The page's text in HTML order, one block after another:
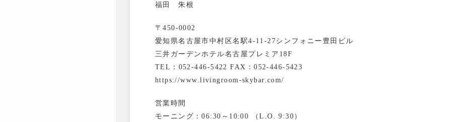
福田 朱根
〒450-0002
愛知県名古屋市中村区名駅4-11-27シンフォニー豊田ビル
三井ガーデンホテル名古屋プレミア18F
TEL：052-446-5422 FAX：052-446-5423
https://www.livingroom-skybar.com/
営業時間
モーニング：06:30～10:00 （L.O. 9:30）